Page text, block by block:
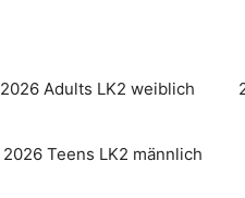
2026 Adults LK2 weiblich
2026 Teens LK2 männlich